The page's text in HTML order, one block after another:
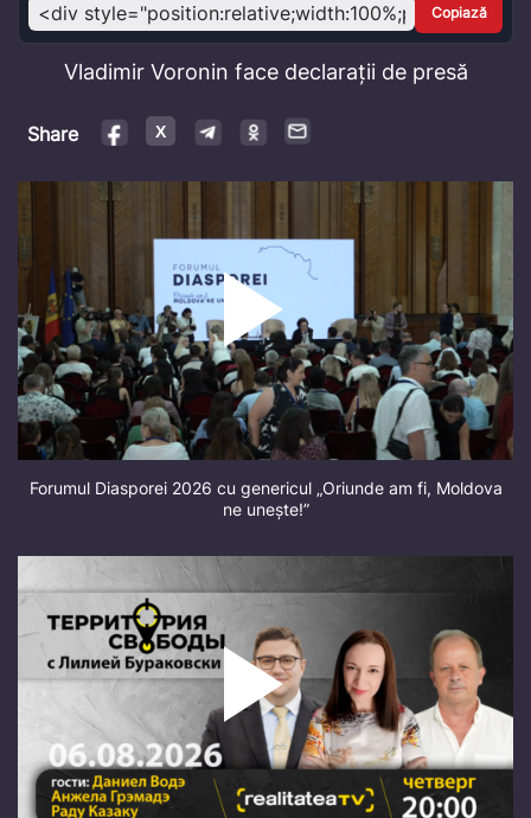
Copiază
Vladimir Voronin face declarații de presă
Share
Forumul Diasporei 2026 cu genericul „Oriunde am fi, Moldova
ne unește!”